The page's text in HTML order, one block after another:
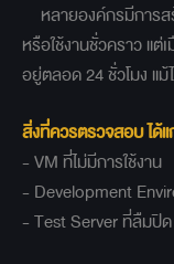
หลายองค์กรมีการส
หรือใช้งานชั่วคราว แต่
อยู่ตลอด 24 ชั่วโมง แ
สิ่งที่ควรตรวจสอบ ได้
- VM ที่ไม่มีการใช้งาน
- Development
- Test Server ที่ลืมปิด